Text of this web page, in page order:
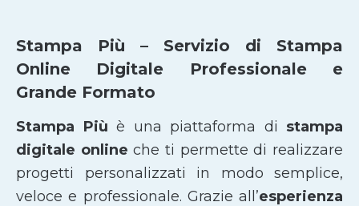
Stampa Più – Servizio di Stampa
Online Digitale Professionale e
Grande Formato
Stampa Più è una piattaforma di stampa
digitale online che ti permette di realizzare
progetti personalizzati in modo semplice,
veloce e professionale. Grazie all’esperienza